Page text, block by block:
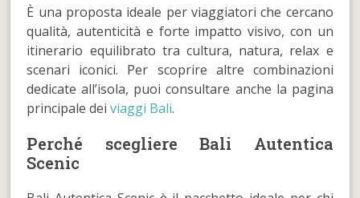
È una proposta ideale per viaggiatori che cercano
qualità, autenticità e forte impatto visivo, con un
itinerario equilibrato tra cultura, natura, relax e
scenari iconici. Per scoprire altre combinazioni
dedicate all’isola, puoi consultare anche la pagina
principale deiviaggi Bali.
Perché scegliere Bali Autentica
Scenic